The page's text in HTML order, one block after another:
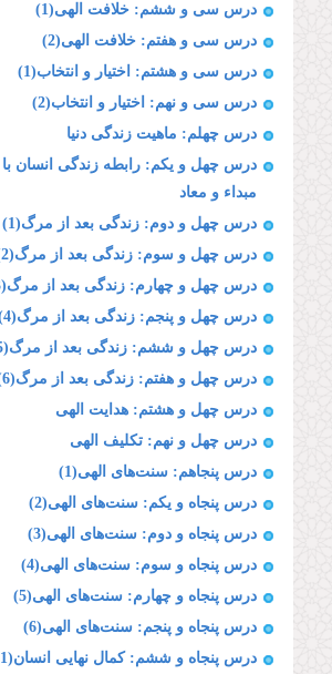
درس سی و ششم: خلافت الهی(1)
درس سی و هفتم: خلافت الهی(2)
درس سی و هشتم: اختیار و انتخاب(1)
درس سی و نهم: اختیار و انتخاب(2)
درس چهلم: ماهیت زندگی دنیا
درس چهل و یکم: رابطه زندگی انسان با
مبداء و معاد
درس چهل و دوم: زندگی بعد از مرگ(1)
درس چهل و سوم: زندگی بعد از مرگ(2)
درس چهل و چهارم: زندگی بعد از مرگ(3)
درس چهل و پنجم: زندگی بعد از مرگ(4)
درس چهل و ششم: زندگی بعد از مرگ(5)
درس چهل و هفتم: زندگی بعد از مرگ(6)
درس چهل و هشتم: هدایت الهی
درس چهل و نهم: تکلیف الهی
درس پنجاهم: سنت‌های الهی(1)
درس پنجاه و یکم: سنت‌های الهی(2)
درس پنجاه و دوم: سنت‌های الهی(3)
درس پنجاه و سوم: سنت‌های الهی(4)
درس پنجاه و چهارم: سنت‌های الهی(5)
درس پنجاه و پنجم: سنت‌های الهی(6)
درس پنجاه و ششم: کمال نهایی انسان(1)